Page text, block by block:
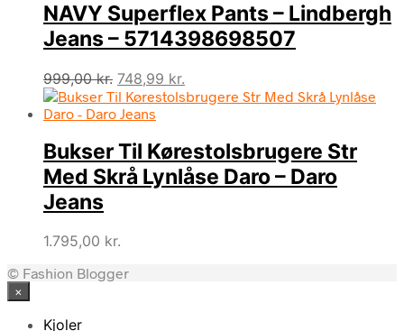
NAVY Superflex Pants – Lindbergh
Jeans – 5714398698507
999,00kr. Den
oprindelige
pris
999,00 kr..
748,99 kr.
aktuelle
748,99 kr..
Bukser Til Kørestolsbrugere Str
Med Skrå Lynlåse Daro – Daro
Jeans
1.795,00 kr.
© Fashion Blogger
×
Kjoler